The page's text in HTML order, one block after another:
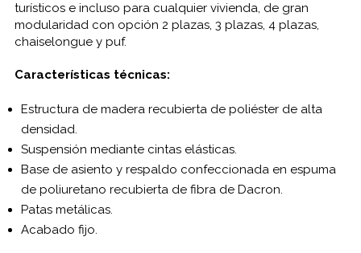
turísticos e incluso para cualquier vivienda, de gran
modularidad con opción 2 plazas, 3 plazas, 4 plazas,
chaiselongue y puf.
Características técnicas:
Estructura de madera recubierta de poliéster de alta
densidad.
Suspensión mediante cintas elásticas.
Base de asiento y respaldo confeccionada en espuma
de poliuretano recubierta de fibra de Dacron.
Patas metálicas.
Acabado fijo.